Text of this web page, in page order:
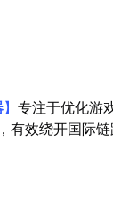
】专注于优化游
有效绕开国际